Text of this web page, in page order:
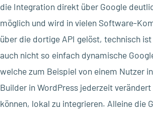
die Integration direkt über Google
möglich und wird in vielen Software-
über die dortige API gelöst, technisch
auch nicht so einfach dynamische
welche zum Beispiel von einem Nutzer
Builder in WordPress jederzeit
können, lokal zu integrieren. Alleine die